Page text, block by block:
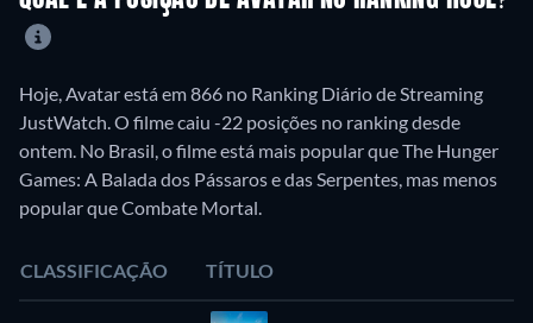
Hoje, Avatar está em 866 no Ranking Diário de Streaming
JustWatch. O filme caiu -22 posições no ranking desde
ontem. No Brasil, o filme está mais popular que The Hunger
Games: A Balada dos Pássaros e das Serpentes, mas menos
popular que Combate Mortal.
CLASSIFICAÇÃO TÍTULO